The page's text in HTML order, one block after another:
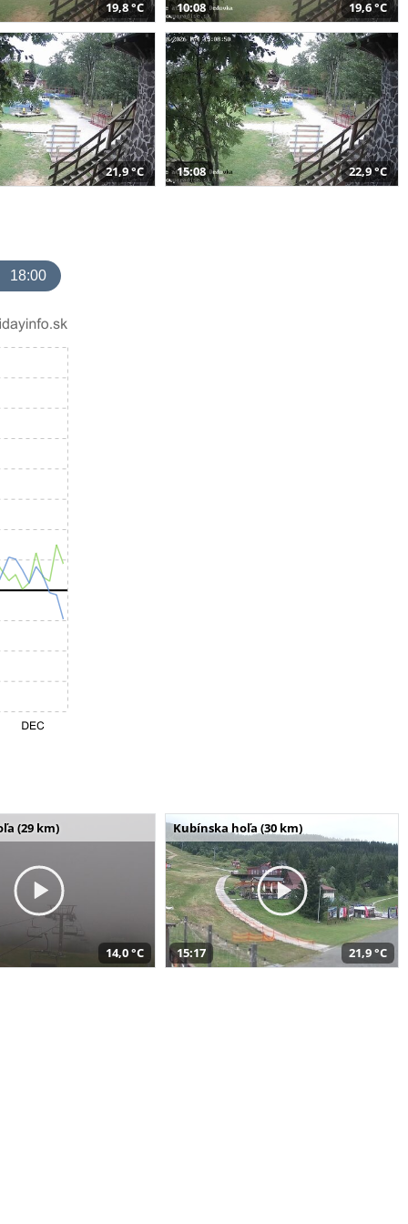
19,8 °C 10:08 19,6 °C
21,9 °C 15:08 22,9 °C
18:00
(29 km)
14,0 °C
Kubínska hoľa (30 km)
15:17 21,9 °C